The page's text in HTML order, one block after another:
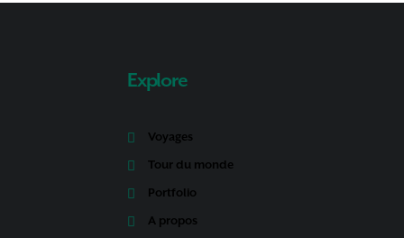
Explore
Voyages
Tour du monde
Portfolio
A propos